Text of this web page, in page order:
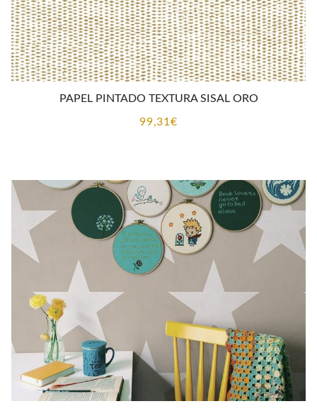
PAPEL PINTADO TEXTURA SISAL ORO
99,31€